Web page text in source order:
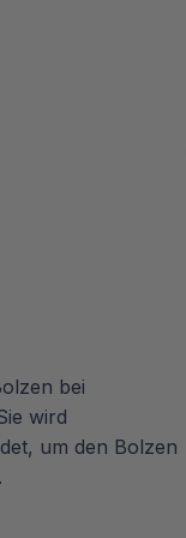
bei
wird
um den Bolzen